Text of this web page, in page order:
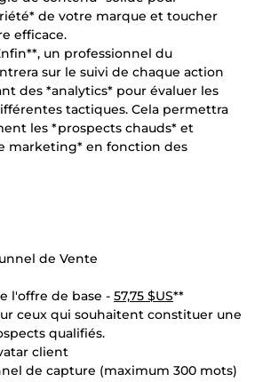
de votre marque et toucher
efficace.
un professionnel du
sur le suivi de chaque action
des *analytics* pour évaluer les
tactiques. Cela permettra
les *prospects chauds* et
marketing* en fonction des
de Vente
l'offre de base - 57,75 $US**
ceux qui souhaitent constituer une
qualifiés.
client
de capture (maximum 300 mots)